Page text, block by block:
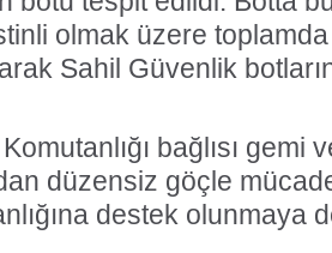
olmak üzere
Sahil Güvenlik
bağlısı gemi
düzensiz göçle
destek olunmaya